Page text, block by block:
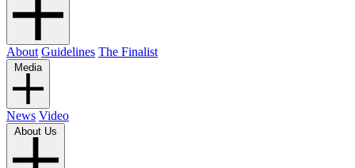
About Guidelines The Finalist
Media
News Video
About Us